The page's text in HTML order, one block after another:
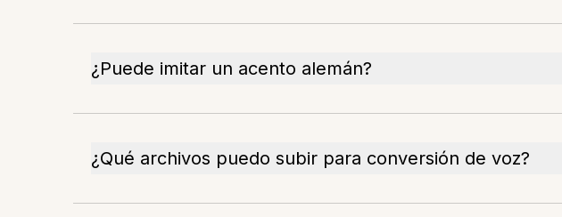
¿Puede imitar un acento alemán?
¿Qué archivos puedo subir para conversión de voz?